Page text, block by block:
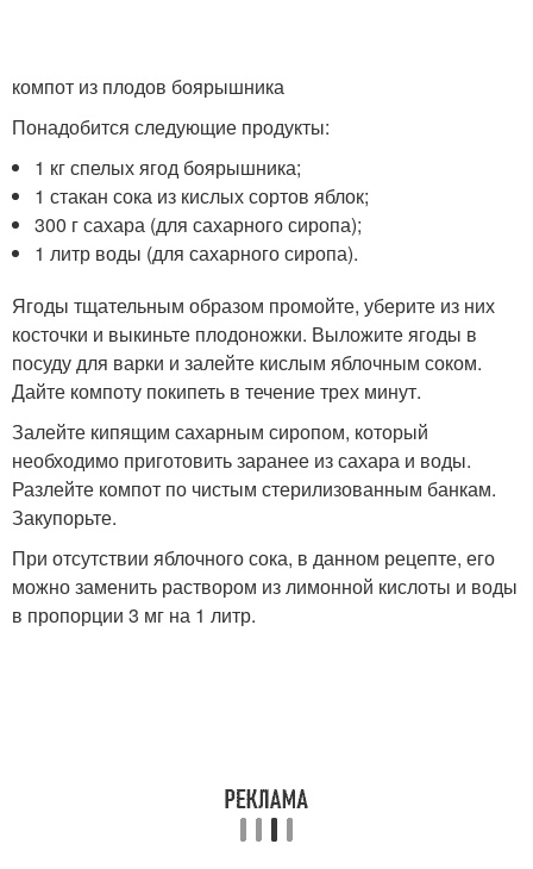
компот из плодов боярышника
Понадобится следующие продукты:
1 кг спелых ягод боярышника;
1 стакан сока из кислых сортов яблок;
300 г сахара (для сахарного сиропа);
1 литр воды (для сахарного сиропа).
Ягоды тщательным образом промойте, уберите из них
косточки и выкиньте плодоножки. Выложите ягоды в
посуду для варки и залейте кислым яблочным соком.
Дайте компоту покипеть в течение трех минут.
Залейте кипящим сахарным сиропом, который
необходимо приготовить заранее из сахара и воды.
Разлейте компот по чистым стерилизованным банкам.
Закупорьте.
При отсутствии яблочного сока, в данном рецепте, его
можно заменить раствором из лимонной кислоты и воды
в пропорции 3 мг на 1 литр.